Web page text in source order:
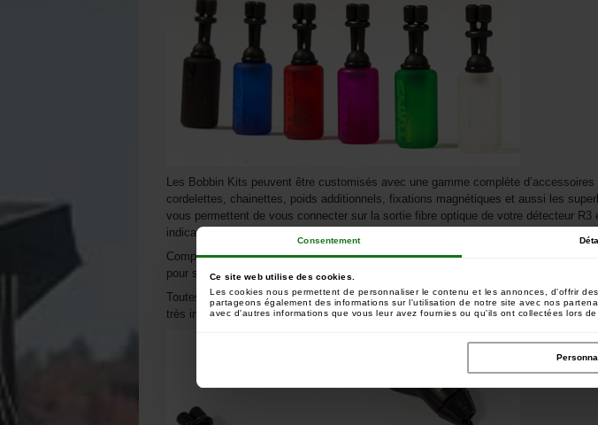
Consentement
Ce site web utilise des cookies.
Les cookies nous permettent de personnaliser le contenu et les annonces, d'offrir
partageons également des informations sur l'utilisation de notre site avec nos
avec d'autres informations que vous leur avez fournies ou qu'ils ont collectées lors
Les Bobbin Kits peuvent être customisés avec une gamme complète d’accessoires
cordelettes, chainettes, poids additionnels, fixations magnétiques et aussi les
vous permettent de vous connecter sur la sortie fibre optique de votre détecteur R3
indicateurs lumineux !
Complets avec logement isotope, les Nash Bobbin Kits sont ,disponibles en deux
pour s’accorder avec toutes les couleurs de détecteurs Siren.
Toutes les teintes sont en finition mates avec logo Nash très élégants incluant une
très impressionnante.